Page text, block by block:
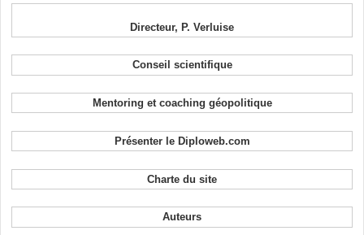
Directeur, P. Verluise
Conseil scientifique
Mentoring et coaching géopolitique
Présenter le Diploweb.com
Charte du site
Auteurs